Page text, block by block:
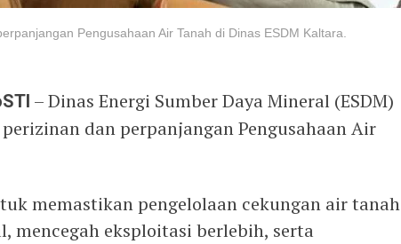
Pengusahaan Air Tanah di Dinas ESDM Kaltara.
– Dinas Energi Sumber Daya Mineral (ESDM)
dan perpanjangan Pengusahaan Air
memastikan pengelolaan cekungan air tanah
mencegah eksploitasi berlebih, serta